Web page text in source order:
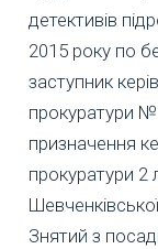
детективів
2015 року по
заступник
прокуратури
призначення
прокуратури 2
Знятий з